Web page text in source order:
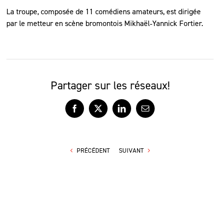
La troupe, composée de 11 comédiens amateurs, est dirigée
par le metteur en scène bromontois Mikhaël‑Yannick Fortier.
Partager sur les réseaux!
Facebook
X LinkedInCourriel
PRÉCÉDENT SUIVANT